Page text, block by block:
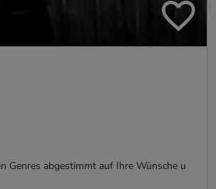
Genres abgestimmt auf Ihre Wünsche u